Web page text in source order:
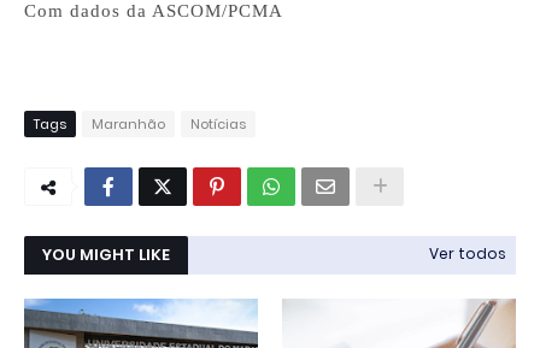
Com dados da ASCOM/PCMA
Tags Maranhão Notícias
YOU MIGHT LIKE Ver todos